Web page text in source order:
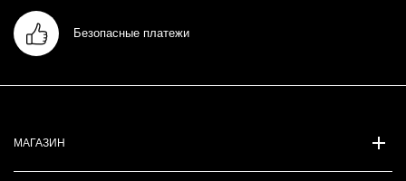
Безопасные платежи
МАГАЗИН